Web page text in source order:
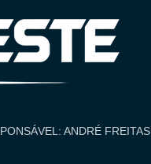
ANDRÉ FREITAS